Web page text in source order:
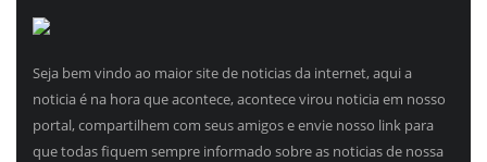
Seja bem vindo ao maior site de noticias da internet, aqui a
noticia é na hora que acontece, acontece virou noticia em nosso
portal, compartilhem com seus amigos e envie nosso link para
que todas fiquem sempre informado sobre as noticias de nossa